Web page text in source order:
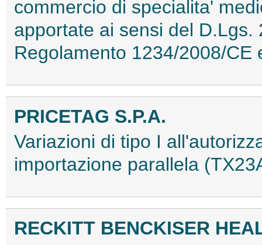
commercio di specialita'
apportate ai sensi del
Regolamento 1234/2008/CE
PRICETAG S.P.A.
Variazioni di tipo I
importazione parallela
RECKITT BENCKISER